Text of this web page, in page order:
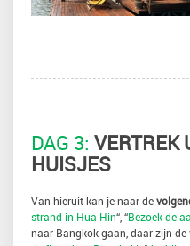
DAG 3: VERTREK
HUISJES
Van hieruit kan je naar de
strand in Hua Hin“, “Bezoek de
naar Bangkok gaan, daar zijn